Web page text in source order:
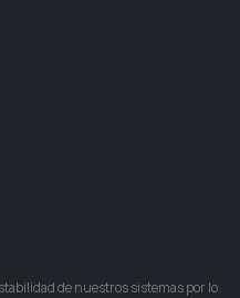
de nuestros sistemas por lo